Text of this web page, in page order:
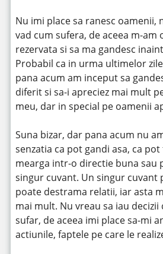
Nu imi place sa ranesc oamenii,
vad cum sufera, de aceea m-am
rezervata si sa ma gandesc
Probabil ca in urma ultimelor
pana acum am inceput sa
diferit si sa-i apreciez mai mult
meu, dar in special pe oamenii
Suna bizar, dar pana acum nu
senzatia ca pot gandi asa, ca
mearga intr-o directie buna sau
singur cuvant. Un singur cuvant
poate destrama relatii, iar asta
mai mult. Nu vreau sa iau decizii
sufar, de aceea imi place sa-mi
actiunile, faptele pe care le